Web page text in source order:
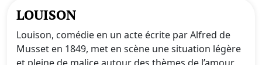
LOUISON
Louison, comédie en un acte écrite par Alfred de
Musset en 1849, met en scène une situation légère